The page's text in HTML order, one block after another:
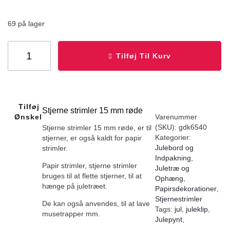
69 på lager
Tilføj Til Kurv
Tilføj Til
Ønskeliste
Stjerne strimler 15 mm røde
Stjerne strimler 15 mm røde, er til
stjerner, er også kaldt for papir
strimler.
Papir strimler, stjerne strimler
bruges til at flette stjerner, til at
hænge på juletræet.
De kan også anvendes, til at lave
musetrapper mm.
Varenummer
(SKU): gdk6540
Kategorier:
Julebord og
Indpakning
Juletræ og
Ophæng
Papirsdekorationer,
Stjernestrimler
Tags: jul, juleklip,
Julepynt,